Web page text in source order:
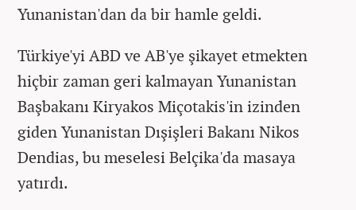
Yunanistan'dan da bir hamle geldi.
Türkiye'yi ABD ve AB'ye şikayet etmekten
hiçbir zaman geri kalmayan Yunanistan
Başbakanı Kiryakos Miçotakis'in izinden
giden Yunanistan Dışişleri Bakanı Nikos
Dendias, bu meselesi Belçika'da masaya
yatırdı.